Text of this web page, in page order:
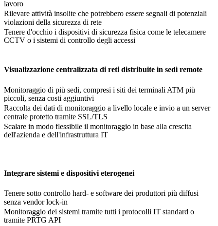
lavoro
Rilevare attività insolite che potrebbero essere segnali di potenziali
violazioni della sicurezza di rete
Tenere d'occhio i dispositivi di sicurezza fisica come le telecamere
CCTV o i sistemi di controllo degli accessi
Visualizzazione centralizzata di reti distribuite in sedi remote
Monitoraggio di più sedi, compresi i siti dei terminali ATM più
piccoli, senza costi aggiuntivi
Raccolta dei dati di monitoraggio a livello locale e invio a un server
centrale protetto tramite SSL/TLS
Scalare in modo flessibile il monitoraggio in base alla crescita
dell'azienda e dell'infrastruttura IT
Integrare sistemi e dispositivi eterogenei
Tenere sotto controllo hard- e software dei produttori più diffusi
senza vendor lock-in
Monitoraggio dei sistemi tramite tutti i protocolli IT standard o
tramite PRTG API